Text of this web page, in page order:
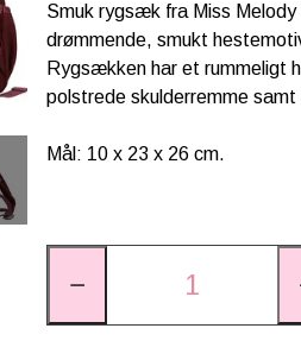
Smuk rygsæk fra Miss
drømmende, smukt
Rygsækken har et rummeligt
polstrede skulderremme
Mål: 10 x 23 x 26 cm.
−